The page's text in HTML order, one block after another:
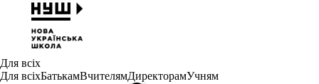
Для всіх
Для всіхБатькамВчителямДиректорамУчням